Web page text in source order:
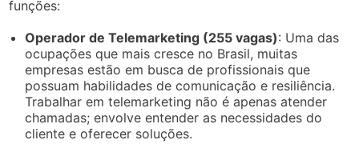
funções:
Operador de Telemarketing (255 vagas): Uma das
ocupações que mais cresce no Brasil, muitas
empresas estão em busca de profissionais que
possuam habilidades de comunicação e resiliência.
Trabalhar em telemarketing não é apenas atender
chamadas; envolve entender as necessidades do
cliente e oferecer soluções.